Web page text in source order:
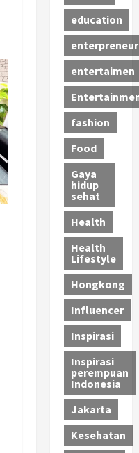
education
enterpreneur
entertaimen
fashion
Food
Gaya
hidup
sehat
Health
Health
Lifestyle
Hongkong
Influencer
Inspirasi
Inspirasi
perempuan
Indonesia
Jakarta
Kesehatan